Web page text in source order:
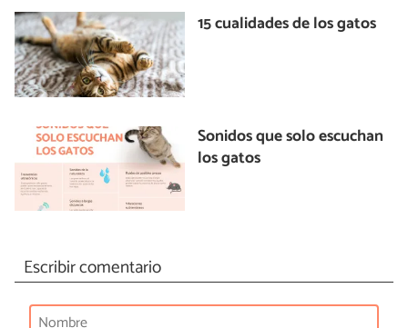
15 cualidades de los gatos
Sonidos que solo escuchan
los gatos
Escribir comentario